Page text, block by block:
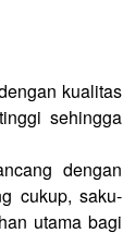
kualitas
sehingga
dengan
cukup, saku-
utama bagi